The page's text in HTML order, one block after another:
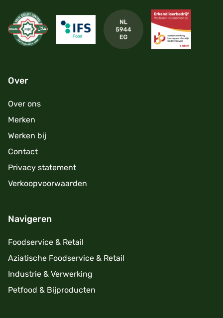
Over
Over ons
Merken
Werken bij
Contact
Privacy statement
Verkoopvoorwaarden
Navigeren
Foodservice & Retail
Aziatische Foodservice & Retail
Industrie & Verwerking
Petfood & Bijproducten